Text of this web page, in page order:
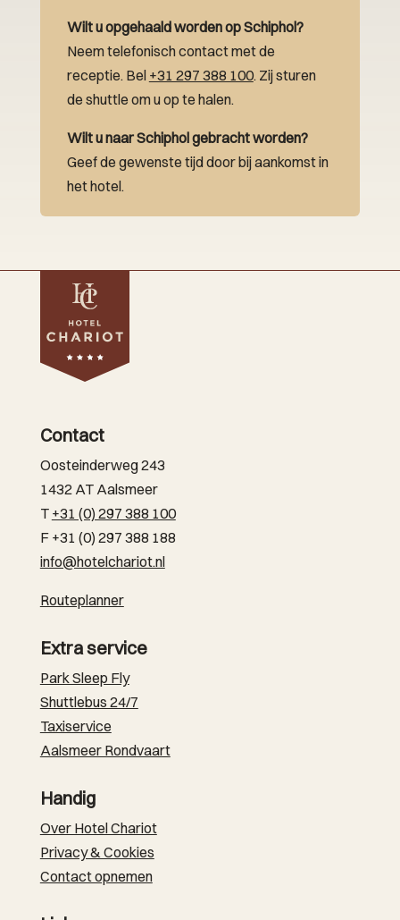
Wilt u opgehaald worden op Schiphol?
Neem telefonisch contact met de
receptie. Bel +31 297 388 100. Zij sturen
de shuttle om u op te halen.
Wilt u naar Schiphol gebracht worden?
Geef de gewenste tijd door bij aankomst in
het hotel.
Contact
Oosteinderweg 243
1432 AT Aalsmeer
T +31 (0) 297 388 100
F +31 (0) 297 388 188
info@hotelchariot.nl
Routeplanner
Extra service
Park Sleep Fly
Shuttlebus 24/7
Taxiservice
Aalsmeer Rondvaart
Handig
Over Hotel Chariot
Privacy & Cookies
Contact opnemen